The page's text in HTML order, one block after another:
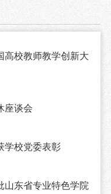
高校教师教学创新大
座谈会
学校党委表彰
山东省专业特色学院